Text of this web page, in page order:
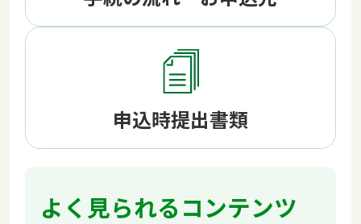
申込時提出書類
よく見られるコンテンツ